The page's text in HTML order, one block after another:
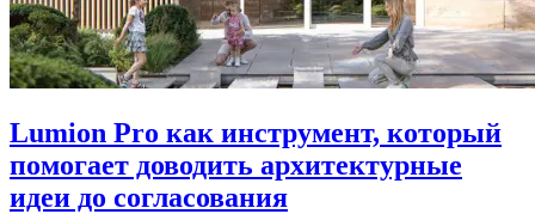
Lumion Pro как инструмент, который
помогает доводить архитектурные
идеи до согласования